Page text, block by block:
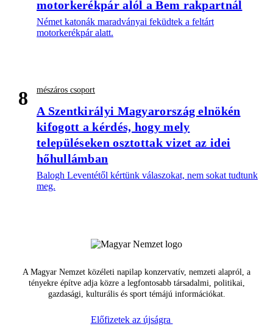
motorkerékpár alól a Bem rakpartnál
Német katonák maradványai feküdtek a feltárt
motorkerékpár alatt.
8 mészáros csoport
A Szentkirályi Magyarország elnökén
kifogott a kérdés, hogy mely
településeken osztottak vizet az idei
hőhullámban
Balogh Leventétől kértünk válaszokat, nem sokat tudtunk
meg.
A Magyar Nemzet közéleti napilap konzervatív, nemzeti alapról, a
tényekre építve adja közre a legfontosabb társadalmi, politikai,
gazdasági, kulturális és sport témájú információkat.
Előfizetek az újságra